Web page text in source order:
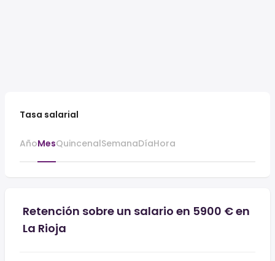
Tasa salarial
AñoMesQuincenalSemanaDíaHora
Retención sobre un salario en 5900 € en
La Rioja